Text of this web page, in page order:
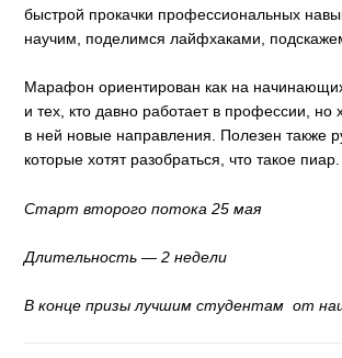
быстрой прокачки профессиональных
научим, поделимся лайфхаками,
Марафон ориентирован как на
и тех, кто давно работает в профессии, но
в ней новые направления. Полезен также
которые хотят разобраться, что такое пиар.
Старт второго потока 25 мая
Длительность — 2 недели
В конце призы лучшим студентам от